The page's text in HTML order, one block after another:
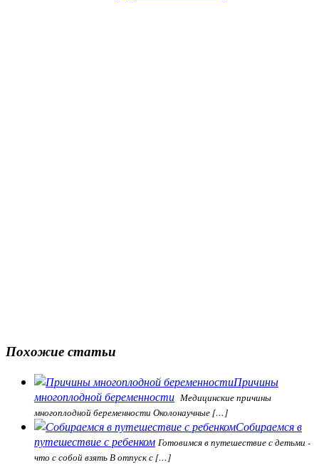
Похожие статьи
Причины
многоплодной беременности Медицинские причины
многоплодной беременности Околонаучные […]
Собираемся в
путешествие с ребенком Готовимся в путешествие с детьми -
что с собой взять В отпуск с […]